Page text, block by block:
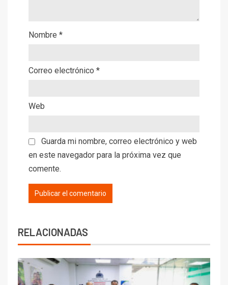
Nombre *
Correo electrónico *
Web
Guarda mi nombre, correo electrónico y web
en este navegador para la próxima vez que
comente.
RELACIONADAS